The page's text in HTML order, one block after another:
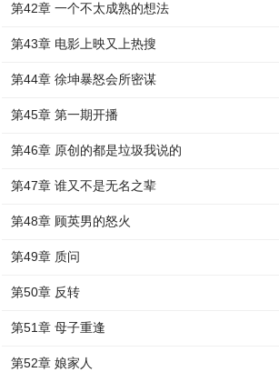
第42章 一个不太成熟的想法
第43章 电影上映又上热搜
第44章 徐坤暴怒会所密谋
第45章 第一期开播
第46章 原创的都是垃圾我说的
第47章 谁又不是无名之辈
第48章 顾英男的怒火
第49章 质问
第50章 反转
第51章 母子重逢
第52章 娘家人